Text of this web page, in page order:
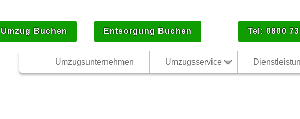
Umzug Buchen Entsorgung Buchen Tel: 0800
Umzugsunternehmen Umzugsservice